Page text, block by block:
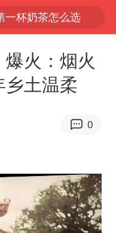
中国女篮70-67险胜尼日利亚女篮
胜宏科技：股票交易异常波动
《歌手2026》歌王
U17国足三连胜晋级明日之星半决赛
板块集体大跌
爆火：烟火
土温柔
0